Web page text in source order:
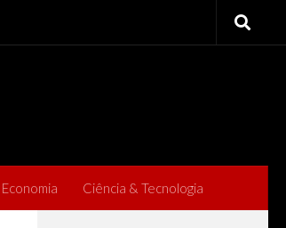
Economia Ciência & Tecnologia